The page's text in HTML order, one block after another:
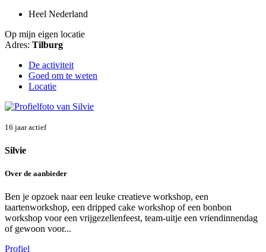
Heel Nederland
Op mijn eigen locatie
Adres: Tilburg
De activiteit
Goed om te weten
Locatie
16 jaar actief
Silvie
Over de aanbieder
Ben je opzoek naar een leuke creatieve workshop, een
taartenworkshop, een dripped cake workshop of een bonbon
workshop voor een vrijgezellenfeest, team-uitje een vriendinnendag
of gewoon voor...
Profiel